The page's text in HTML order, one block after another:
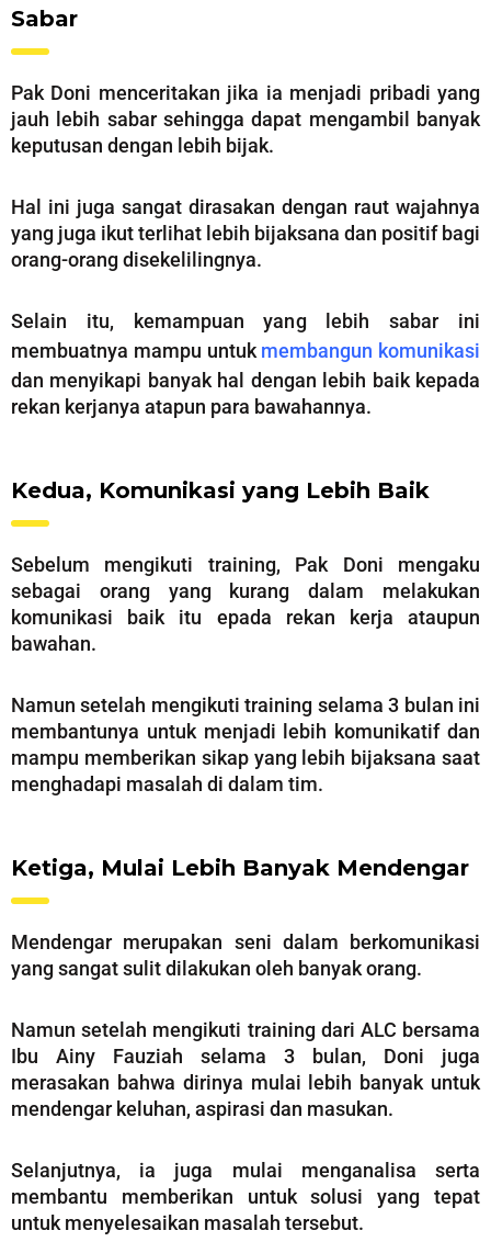
Sabar
Pak Doni menceritakan jika ia menjadi pribadi yang
jauh lebih sabar sehingga dapat mengambil banyak
keputusan dengan lebih bijak.
Hal ini juga sangat dirasakan dengan raut wajahnya
yang juga ikut terlihat lebih bijaksana dan positif bagi
orang-orang disekelilingnya.
Selain itu, kemampuan yang lebih sabar ini
membuatnya mampu untukmembangun komunikasi
dan menyikapi banyak hal dengan lebih baik kepada
rekan kerjanya atapun para bawahannya.
Kedua, Komunikasi yang Lebih Baik
Sebelum mengikuti training, Pak Doni mengaku
sebagai orang yang kurang dalam melakukan
komunikasi baik itu epada rekan kerja ataupun
bawahan.
Namun setelah mengikuti training selama 3 bulan ini
membantunya untuk menjadi lebih komunikatif dan
mampu memberikan sikap yang lebih bijaksana saat
menghadapi masalah di dalam tim.
Ketiga, Mulai Lebih Banyak Mendengar
Mendengar merupakan seni dalam berkomunikasi
yang sangat sulit dilakukan oleh banyak orang.
Namun setelah mengikuti training dari ALC bersama
Ibu Ainy Fauziah selama 3 bulan, Doni juga
merasakan bahwa dirinya mulai lebih banyak untuk
mendengar keluhan, aspirasi dan masukan.
Selanjutnya, ia juga mulai menganalisa serta
membantu memberikan untuk solusi yang tepat
untuk menyelesaikan masalah tersebut.